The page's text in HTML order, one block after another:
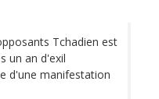
Tchadien est
un an d'exil
d'une manifestation